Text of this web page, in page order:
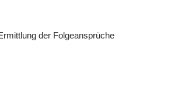
der Folgeansprüche